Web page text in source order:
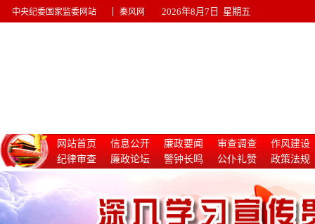
中央纪委国家监委网站 秦风网 2026年8月7日 星期五
网站首页 信息公开 廉政要闻 审查调查
作风建设
纪律审查
廉政论坛 警钟长鸣 公仆礼赞
政策法规